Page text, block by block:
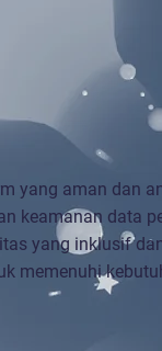
yang aman dan
keamanan data
yang inklusif
memenuhi